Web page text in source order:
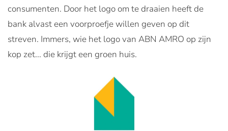
consumenten. Door het logo om te draaien heeft de
bank alvast een voorproefje willen geven op dit
streven. Immers, wie het logo van ABN AMRO op zijn
kop zet... die krijgt een groen huis.